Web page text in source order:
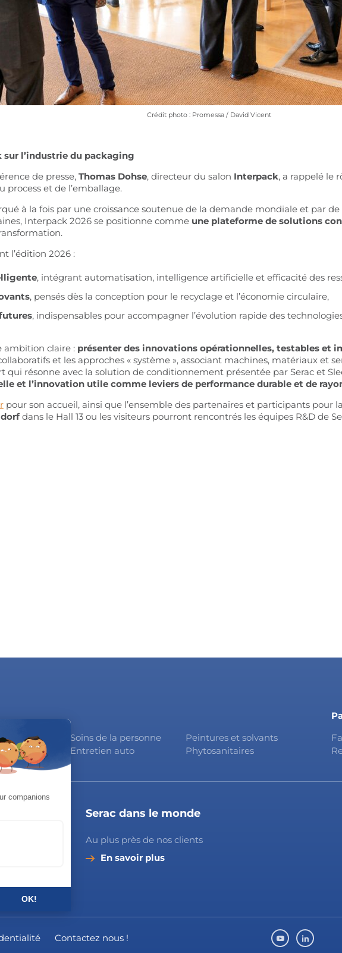
Crédit photo : Promessa / David Vicent
sur l’industrie du packaging
de presse, Thomas Dohse, directeur du salon Interpack, a rappelé le
process et de l’emballage.
à la fois par une croissance soutenue de la demande mondiale et par
Interpack 2026 se positionne comme une plateforme de solutions
l’édition 2026 :
, intégrant automatisation, intelligence artificielle et efficacité des
, pensés dès la conception pour le recyclage et l’économie circulaire,
, indispensables pour accompagner l’évolution rapide des
claire : présenter des innovations opérationnelles, testables et
et les approches « système », associant machines, matériaux et
qui résonne avec la solution de conditionnement présentée par Serac et
et l’innovation utile comme leviers de performance durable et de
pour son accueil, ainsi que l’ensemble des partenaires et participants pour
dans le Hall 13 ou les visiteurs pourront rencontrés les équipes R&D de
Soins de la personne
Entretien auto
Peintures et solvants
Phytosanitaires
Serac dans le monde
Au plus près de nos clients
En savoir plus
Contactez nous !